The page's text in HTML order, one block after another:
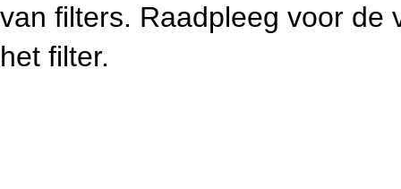
van filters. Raadpleeg voor de
het filter.